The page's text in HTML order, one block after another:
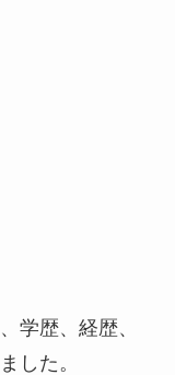
学歴、経歴、
した。